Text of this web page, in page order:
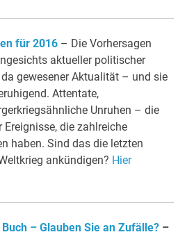
für 2016 – Die Vorhersagen
aktueller politischer
gewesener Aktualität – und sie
Attentate,
Unruhen – die
die zahlreiche
haben. Sind das die letzten
ankündigen? Hier
– Glauben Sie an Zufälle?–